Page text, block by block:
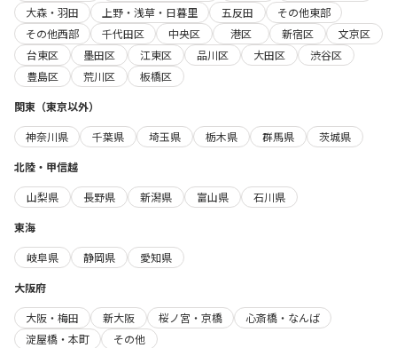
大森・羽田
上野・浅草・日暮里 五反田
その他東部
その他西部
千代田区 中央区 港区 新宿区
文京区
台東区
墨田区 江東区 品川区 大田区
渋谷区
豊島区
荒川区
板橋区
関東（東京以外）
神奈川県
千葉県 埼玉県 栃木県 群馬県
茨城県
北陸・甲信越
山梨県
長野県 新潟県 富山県
石川県
東海
岐阜県
静岡県
愛知県
大阪府
大阪・梅田
新大阪 桜ノ宮・京橋
心斎橋・なんば
淀屋橋・本町
その他